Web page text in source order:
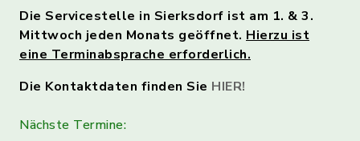
Die Servicestelle in Sierksdorf ist am 1. & 3.
Mittwoch jeden Monats geöffnet. Hierzu ist
eine Terminabsprache erforderlich.
Die Kontaktdaten finden Sie HIER!
Nächste Termine: